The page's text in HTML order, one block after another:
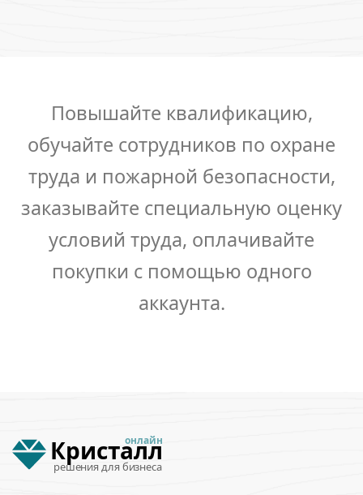
Повышайте квалификацию,
обучайте сотрудников по охране
труда и пожарной безопасности,
заказывайте специальную оценку
условий труда, оплачивайте
покупки с помощью одного
аккаунта.
Кристалл
решения для бизнеса
онлайн